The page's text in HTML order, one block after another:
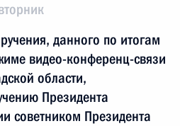
данного по итогам
видео-конференц-связи
области,
Президента
советником Президента